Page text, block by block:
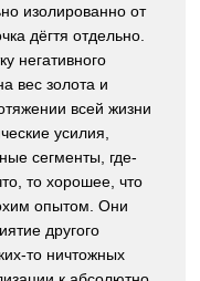
изолированно от
дёгтя отдельно.
негативного
вес золота и
всей жизни
усилия,
сегменты, где-
то хорошее, что
опытом. Они
другого
то ничтожных